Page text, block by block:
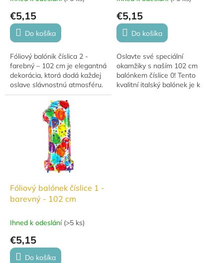
€5,15
Do košíka
Fóliový balónik číslica 2 -
farebný – 102 cm je elegantná
dekorácia, ktorá dodá každej
oslave slávnostnú atmosféru.
Vďaka veľkosti 102 cm,
kvalitnému spracovaniu od
talianskeho...
€5,15
Do košíka
Oslavte své speciální
okamžiky s naším 102 cm
balónkem číslice 0! Tento
kvalitní italský balónek je k
Fóliový balónek číslice 1 -
barevný - 102 cm
Ihned k odeslání (>5 ks)
€5,15
Do košíka